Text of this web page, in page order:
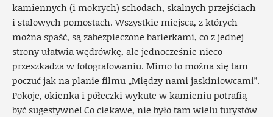
kamiennych (i mokrych) schodach, skalnych przejściach
i stalowych pomostach. Wszystkie miejsca, z których
można spaść, są zabezpieczone barierkami, co z jednej
strony ułatwia wędrówkę, ale jednocześnie nieco
przeszkadza w fotografowaniu. Mimo to można się tam
poczuć jak na planie filmu „Między nami jaskiniowcami”.
Pokoje, okienka i półeczki wykute w kamieniu potrafią
być sugestywne! Co ciekawe, nie było tam wielu turystów